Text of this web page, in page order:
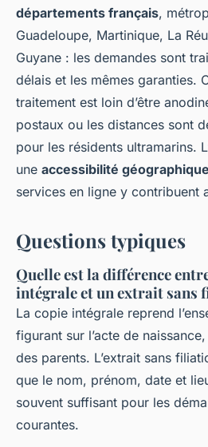
départements français,
Guadeloupe, Martinique, La
Guyane : les demandes sont
délais et les mêmes garanties.
traitement est loin d’être
postaux ou les distances sont
pour les résidents ultramarins.
une accessibilité géographique
services en ligne y contribuent
Questions typiques
Quelle est la différence
intégrale et un extrait sans
La copie intégrale reprend
figurant sur l’acte de
des parents. L’extrait sans
que le nom, prénom, date et
souvent suffisant pour les
courantes.